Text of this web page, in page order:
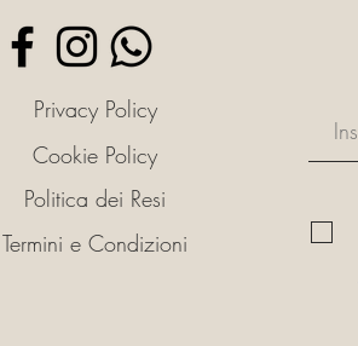
Privacy Policy
Cookie Policy
Politica dei Resi
Termini e Condizioni